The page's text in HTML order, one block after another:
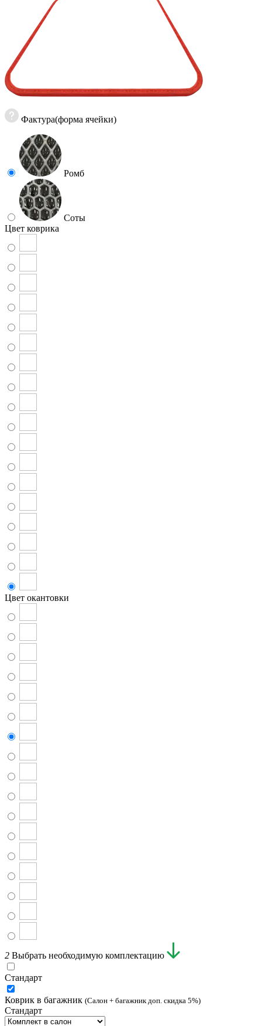
Фактура(форма ячейки)
Ромб
Соты
Цвет коврика
Цвет окантовки
2 Выбрать необходимую комплектацию
Стандарт
Коврик в багажник (Салон + багажник доп. скидка 5%)
Стандарт